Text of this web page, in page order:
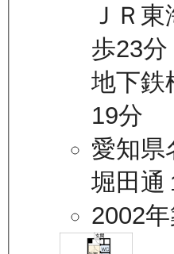
ＪＲ
歩23分
地下鉄
19分
愛知県
堀田通
2002